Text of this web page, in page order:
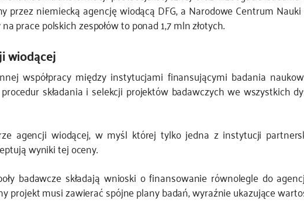
przez niemiecką agencję wiodącą DFG, a Narodowe Centrum
prace polskich zespołów to ponad 1,7 mln złotych.
wiodącej
współpracy między instytucjami finansującymi badania
składania i selekcji projektów badawczych we wszystkich
agencji wiodącej, w myśl której tylko jedna z instytucji
wyniki tej oceny.
badawcze składają wnioski o finansowanie równolegle do
projekt musi zawierać spójne plany badań, wyraźnie ukazujące